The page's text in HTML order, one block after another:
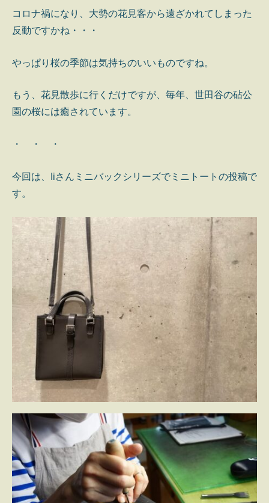
コロナ禍になり、大勢の花見客から遠ざかれてしまった
反動ですかね・・・
やっぱり桜の季節は気持ちのいいものですね。
もう、花見散歩に行くだけですが、毎年、世田谷の砧公
園の桜には癒されています。
・ ・ ・
今回は、Iiさんミニバックシリーズでミニトートの投稿で
す。